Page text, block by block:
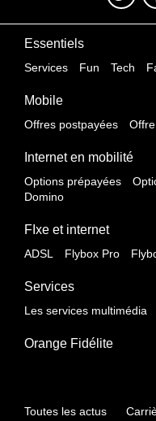
Essentiels
Services Fun Tech
Mobile
Offres postpayées
Internet en mobilité
Options prépayées
Domino
FIxe et internet
ADSL Flybox Pro
Services
Les services multimédia
Orange Fidélite
Toutes les actus